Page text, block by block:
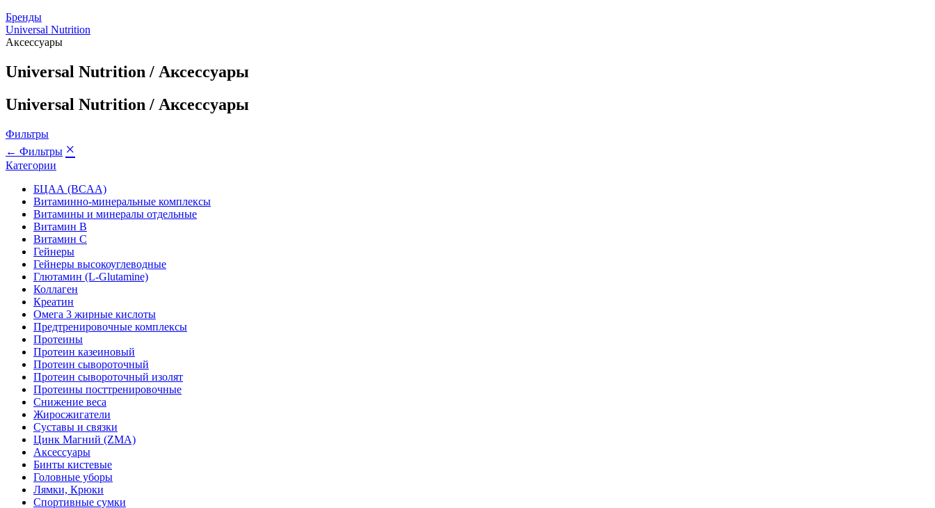
Бренды
Universal Nutrition
Аксессуары
Universal Nutrition / Аксессуары
Universal Nutrition / Аксессуары
Фильтры
← Фильтры ×
Категории
БЦАА (BCAA)
Витаминно-минеральные комплексы
Витамины и минералы отдельные
Витамин B
Витамин C
Гейнеры
Гейнеры высокоуглеводные
Глютамин (L-Glutamine)
Коллаген
Креатин
Омега 3 жирные кислоты
Предтренировочные комплексы
Протеины
Протеин казеиновый
Протеин сывороточный
Протеин сывороточный изолят
Протеины посттренировочные
Снижение веса
Жиросжигатели
Суставы и связки
Цинк Магний (ZMA)
Аксессуары
Бинты кистевые
Головные уборы
Лямки, Крюки
Спортивные сумки